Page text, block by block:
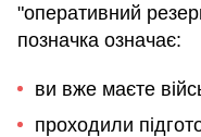
"оперативний
позначка означає:
ви вже маєте
проходили